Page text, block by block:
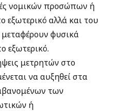
νομικών προσώπων ή
εξωτερικό αλλά και του
φυσικά
εξωτερικό.
μετρητών στο
να αυξηθεί στα
των
ή